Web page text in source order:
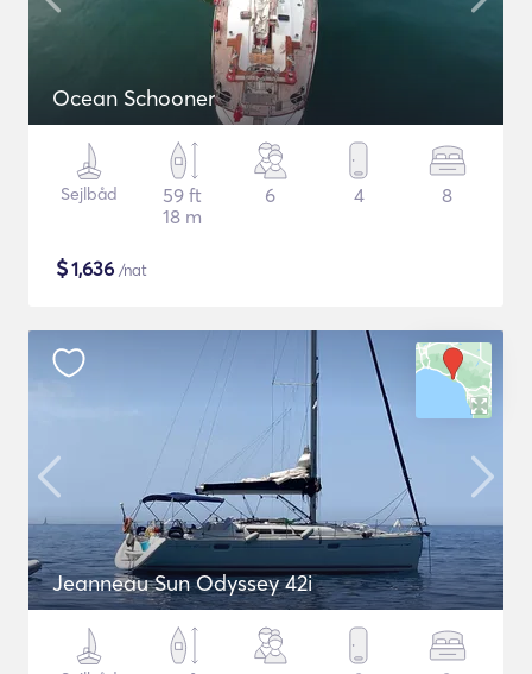
Ocean Schooner
Sejlbåd
59 ft
18 m
6 4 8
$1,636 /nat
Jeanneau Sun Odyssey 42i